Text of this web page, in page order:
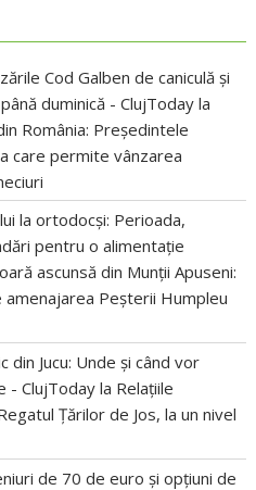
Cod Galben de caniculă și
duminică - ClujToday la
România: Președintele
care permite vânzarea
la ortodocși: Perioada,
pentru o alimentație
ascunsă din Munții Apuseni:
amenajarea Peșterii Humpleu
din Jucu: Unde și când vor
- ClujToday la Relațiile
Țărilor de Jos, la un nivel
de 70 de euro și opțiuni de